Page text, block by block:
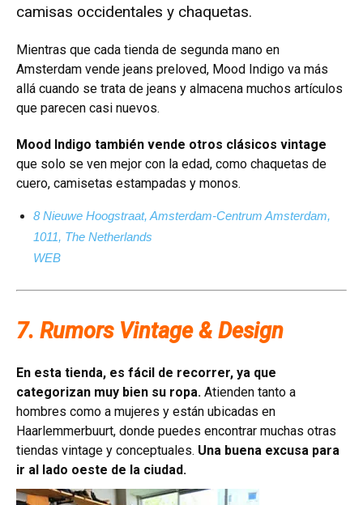
camisas occidentales y chaquetas.
Mientras que cada tienda de segunda mano en
Amsterdam vende jeans preloved, Mood Indigo va más
allá cuando se trata de jeans y almacena muchos artículos
que parecen casi nuevos.
Mood Indigo también vende otros clásicos vintage
que solo se ven mejor con la edad, como chaquetas de
cuero, camisetas estampadas y monos.
8 Nieuwe Hoogstraat, Amsterdam-Centrum Amsterdam,
1011, The Netherlands
WEB
7. Rumors Vintage & Design
En esta tienda, es fácil de recorrer, ya que
categorizan muy bien su ropa. Atienden tanto a
hombres como a mujeres y están ubicadas en
Haarlemmerbuurt, donde puedes encontrar muchas otras
tiendas vintage y conceptuales. Una buena excusa para
ir al lado oeste de la ciudad.